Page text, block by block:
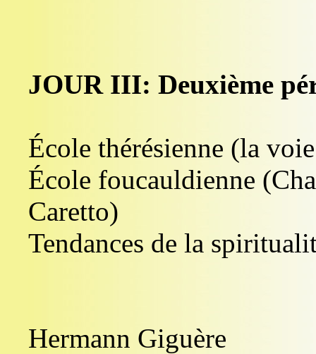
JOUR III: Deuxième
École thérésienne (la
École foucauldienne
Caretto)
Tendances de la
Hermann Giguère